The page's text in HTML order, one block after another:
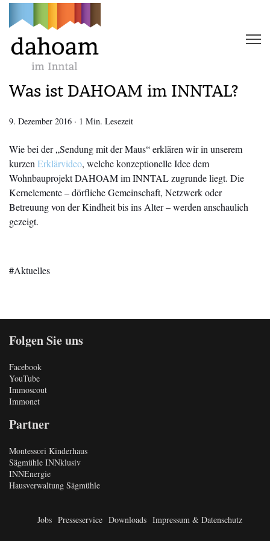
Was ist DAHOAM im INNTAL?
9. Dezember 2016 · 1 Min. Lesezeit
Wie bei der „Sendung mit der Maus“ erklären wir in unserem
kurzenErklärvideo, welche konzeptionelle Idee dem
Wohnbauprojekt DAHOAM im INNTAL zugrunde liegt. Die
Kernelemente – dörfliche Gemeinschaft, Netzwerk oder
Betreuung von der Kindheit bis ins Alter – werden anschaulich
gezeigt.
Aktuelles
Folgen Sie uns
Facebook
YouTube
Immoscout
Immonet
Partner
Montessori Kinderhaus
Sägmühle INNklusiv
INNEnergie
Hausverwaltung Sägmühle
Jobs Presseservice Downloads Impressum & Datenschutz